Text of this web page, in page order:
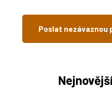
Poslat nezávaznou